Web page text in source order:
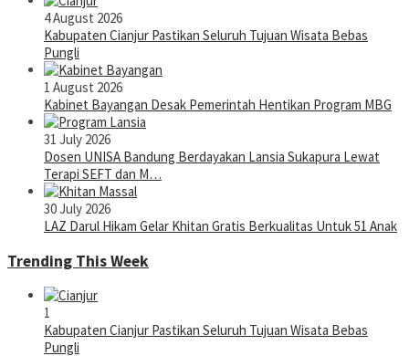
4 August 2026
Kabupaten Cianjur Pastikan Seluruh Tujuan Wisata Bebas
Pungli
1 August 2026
Kabinet Bayangan Desak Pemerintah Hentikan Program MBG
31 July 2026
Dosen UNISA Bandung Berdayakan Lansia Sukapura Lewat
Terapi SEFT dan M…
30 July 2026
LAZ Darul Hikam Gelar Khitan Gratis Berkualitas Untuk 51 Anak
Trending This Week
1
Kabupaten Cianjur Pastikan Seluruh Tujuan Wisata Bebas
Pungli